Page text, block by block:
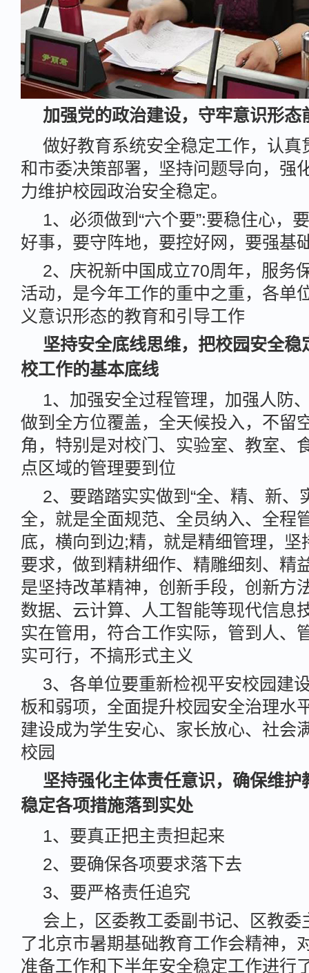
加强党的政治建设，守牢意识形态
做好教育系统安全稳定工作，认真
和市委决策部署，坚持问题导向，强
力维护校园政治安全稳定。
1、必须做到“六个要”:要稳住心，
好事，要守阵地，要控好网，要强基
2、庆祝新中国成立70周年，服务
活动，是今年工作的重中之重，各单
义意识形态的教育和引导工作
坚持安全底线思维，把校园安全稳
校工作的基本底线
1、加强安全过程管理，加强人防
做到全方位覆盖，全天候投入，不留
角，特别是对校门、实验室、教室、
点区域的管理要到位
2、要踏踏实实做到“全、精、新、
全，就是全面规范、全员纳入、全程
底，横向到边;精，就是精细管理，坚
要求，做到精耕细作、精雕细刻、精
是坚持改革精神，创新手段，创新方
数据、云计算、人工智能等现代信息
实在管用，符合工作实际，管到人、
实可行，不搞形式主义
3、各单位要重新检视平安校园建
板和弱项，全面提升校园安全治理水
建设成为学生安心、家长放心、社会
校园
坚持强化主体责任意识，确保维护
稳定各项措施落到实处
1、要真正把主责担起来
2、要确保各项要求落下去
3、要严格责任追究
会上，区委教工委副书记、区教委
了北京市暑期基础教育工作会精神，
准备工作和下半年安全稳定工作进行